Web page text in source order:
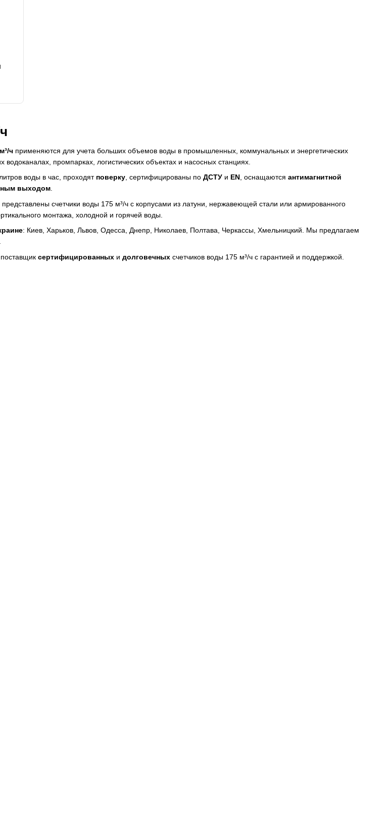
ч применяются для учета больших объемов воды в промышленных, коммунальных и энергетических
промпарках, логистических объектах и насосных станциях.
воды в час, проходят поверку, сертифицированы по ДСТУ и EN, оснащаются антимагнитной
выходом.
счетчики воды 175 м³/ч с корпусами из латуни, нержавеющей стали или армированного
монтажа, холодной и горячей воды.
: Киев, Харьков, Львов, Одесса, Днепр, Николаев, Полтава, Черкассы, Хмельницкий. Мы предлагаем
сертифицированных и долговечных счетчиков воды 175 м³/ч с гарантией и поддержкой.